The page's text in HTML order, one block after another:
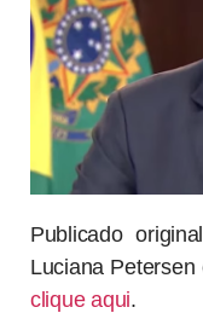
Publicado
Luciana
clique aqui.